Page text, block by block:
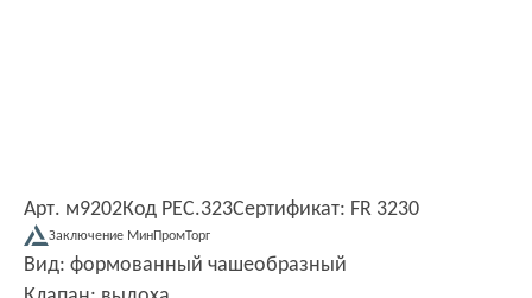
Арт. м9202Код РЕС.323Сертификат: FR 3230
Заключение МинПромТорг
Вид: формованный чашеобразный